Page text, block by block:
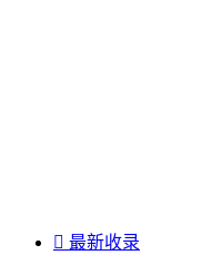
 最新收录